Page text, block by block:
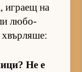
иг­раещ на
ли лю­бо­
Не е